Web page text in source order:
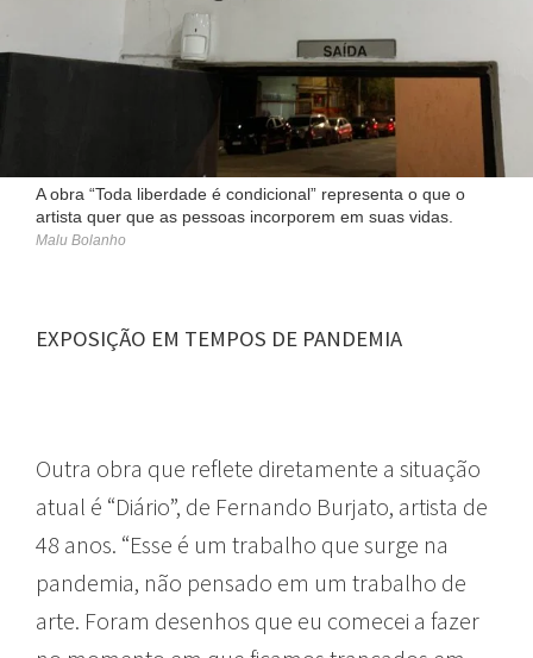
A obra “Toda liberdade é condicional” representa o que o
artista quer que as pessoas incorporem em suas vidas.
Malu Bolanho
EXPOSIÇÃO EM TEMPOS DE PANDEMIA
Outra obra que reflete diretamente a situação
atual é “Diário”, de Fernando Burjato, artista de
48 anos. “Esse é um trabalho que surge na
pandemia, não pensado em um trabalho de
arte. Foram desenhos que eu comecei a fazer